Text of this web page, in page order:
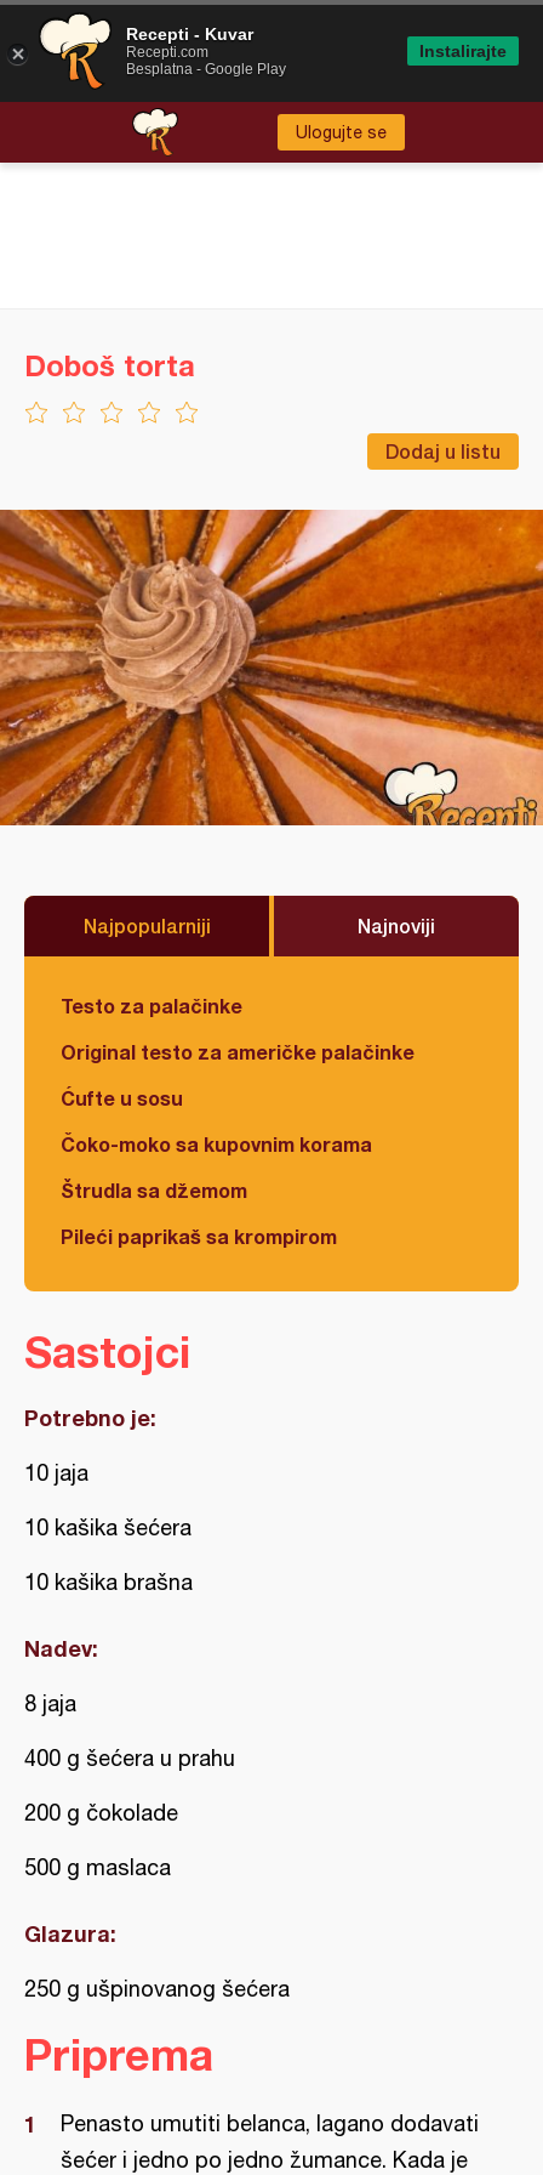
Ulogujte se
Dodaj u listu
Doboš torta
Najpopularniji Najnoviji
Testo za palačinke
Original testo za američke palačinke
Ćufte u sosu
Čoko-moko sa kupovnim korama
Štrudla sa džemom
Pileći paprikaš sa krompirom
Sastojci
Potrebno je:
10 jaja
10 kašika šećera
10 kašika brašna
Nadev:
8 jaja
400 g šećera u prahu
200 g čokolade
500 g maslaca
Glazura:
250 g ušpinovanog šećera
Priprema
Penasto umutiti belanca, lagano dodavati
šećer i jedno po jedno žumance. Kada je
Recepti - Kuvar
Recepti.com
Besplatna - Google Play
Instalirajte